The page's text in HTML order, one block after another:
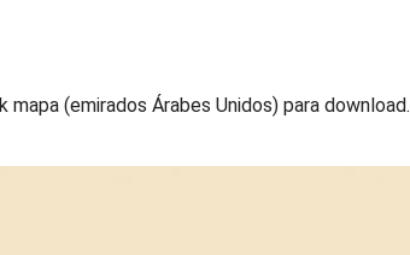
mapa (emirados Árabes Unidos) para download.